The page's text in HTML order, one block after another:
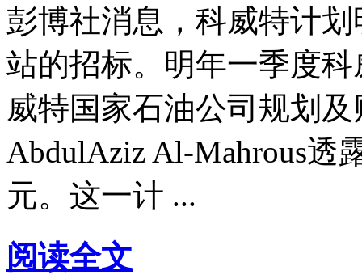
彭博社消息，科威特计
站的招标。明年一季度
威特国家石油公司规划
AbdulAziz Al-Mahrous透
元。这一计 ...
阅读全文